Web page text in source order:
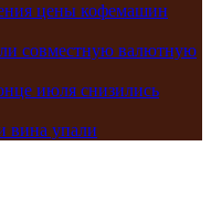
цены кофемашин
совместную валютную
июля снизились
вина упали